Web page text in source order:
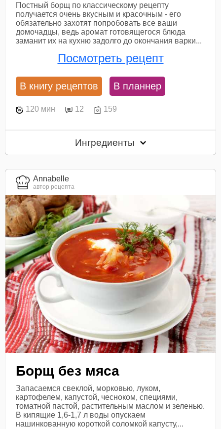
Постный борщ по классическому рецепту
получается очень вкусным и красочным - его
обязательно захотят попробовать все ваши
домочадцы, ведь аромат готовящегося блюда
заманит их на кухню задолго до окончания варки...
Посмотреть рецепт
В книгу рецептов В планнер
120 мин 12 159
Ингредиенты
Annabelle
автор рецепта
Борщ без мяса
Запасаемся свеклой, морковью, луком,
картофелем, капустой, чесноком, специями,
томатной пастой, растительным маслом и зеленью.
В кипящие 1,6-1,7 л воды опускаем
нашинкованную короткой соломкой капусту,...